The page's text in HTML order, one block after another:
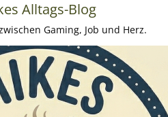
Alltags-Blog
Gaming, Job und Herz.